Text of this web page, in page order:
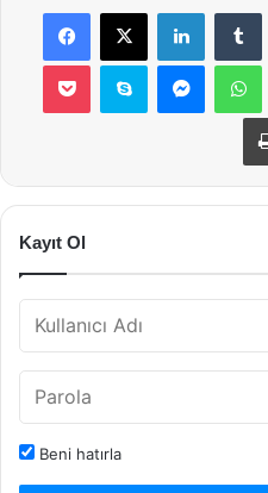
Facebook
X LinkedIn
Pocket Skype
Kayıt Ol
Beni hatırla